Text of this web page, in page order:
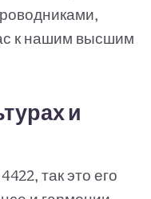
к нашим высшим
и
так это его